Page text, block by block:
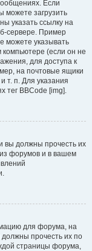
Если
можете загрузить
указать ссылку на
сервере. Пример
можете указывать
(если он не
для доступа к
на почтовые ящики
т. п. Для указания
тег BBCode [img].
вы должны прочесть их
форумов и в вашем
для форума, на
прочесть их по
страницы форума,